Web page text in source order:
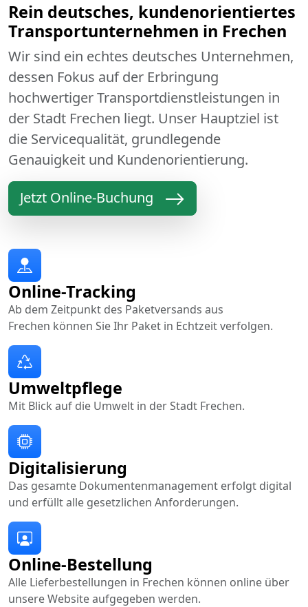
Rein deutsches, kundenorientiertes
Transportunternehmen in Frechen
Wir sind ein echtes deutsches Unternehmen,
dessen Fokus auf der Erbringung
hochwertiger Transportdienstleistungen in
der Stadt Frechen liegt. Unser Hauptziel ist
die Servicequalität, grundlegende
Genauigkeit und Kundenorientierung.
Jetzt Online-Buchung
Online-Bestellung
Alle Lieferbestellungen in Frechen können online über
unsere Website aufgegeben werden.
Online-Tracking
Ab dem Zeitpunkt des Paketversands aus
Frechen können Sie Ihr Paket in Echtzeit verfolgen.
Digitalisierung
Das gesamte Dokumentenmanagement erfolgt digital
und erfüllt alle gesetzlichen Anforderungen.
Umweltpflege
Mit Blick auf die Umwelt in der Stadt Frechen.